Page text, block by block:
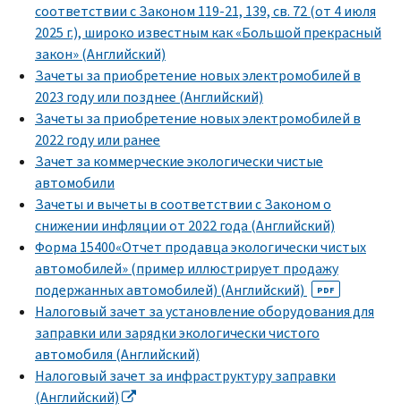
соответствии с Законом 119-21, 139, св. 72 (от 4 июля
2025 г.), широко известным как «Большой прекрасный
закон» (Английский)
Зачеты за приобретение новых электромобилей в
2023 году или позднее (Английский)
Зачеты за приобретение новых электромобилей в
2022 году или ранее
Зачет за коммерческие экологически чистые
автомобили
Зачеты и вычеты в соответствии с Законом о
снижении инфляции от 2022 года (Английский)
Форма 15400«Отчет продавца экологически чистых
автомобилей» (пример иллюстрирует продажу
подержанных автомобилей) (Английский)
PDF
Налоговый зачет за установление оборудования для
заправки или зарядки экологически чистого
автомобиля (Английский)
Налоговый зачет за инфраструктуру заправки
(Английский)